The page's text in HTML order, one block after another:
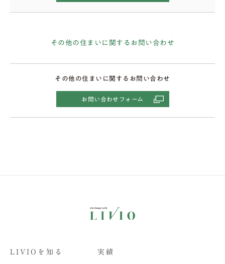
その他の住まいに関するお問い合わせ
その他の住まいに関するお問い合わせ
お問い合わせフォーム
LIVIOを知る 実績